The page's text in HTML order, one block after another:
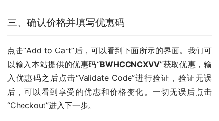
三、确认价格并填写优惠码
点击“Add to Cart”后，可以看到下面所示的界面。我们可
以输入本站提供的优惠码“BWHCCNCXVV”获取优惠，输
入优惠码之后点击“Validate Code”进行验证，验证无误
后，可以看到享受的优惠和价格变化。一切无误后点击
“Checkout”进入下一步。